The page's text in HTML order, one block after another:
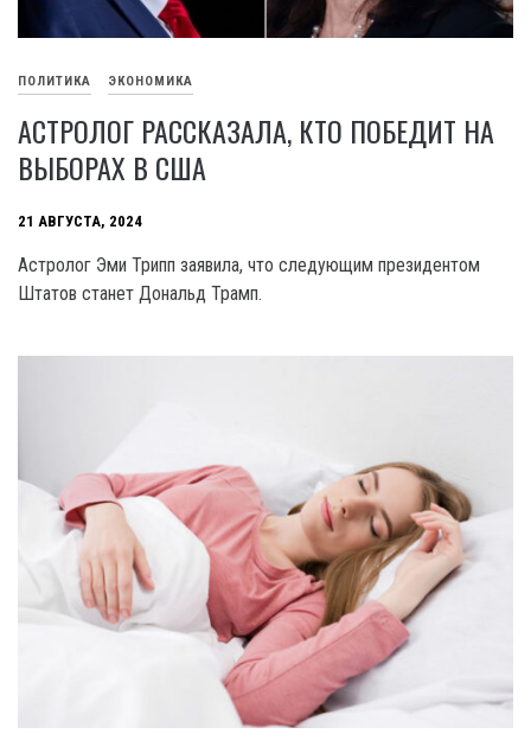
ПОЛИТИКА ЭКОНОМИКА
АСТРОЛОГ РАССКАЗАЛА, КТО ПОБЕДИТ НА
ВЫБОРАХ В США
21 АВГУСТА, 2024
Астролог Эми Трипп заявила, что следующим президентом
Штатов станет Дональд Трамп.